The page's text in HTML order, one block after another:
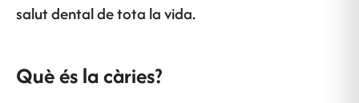
salut dental de tota la vida.
Què és la càries?